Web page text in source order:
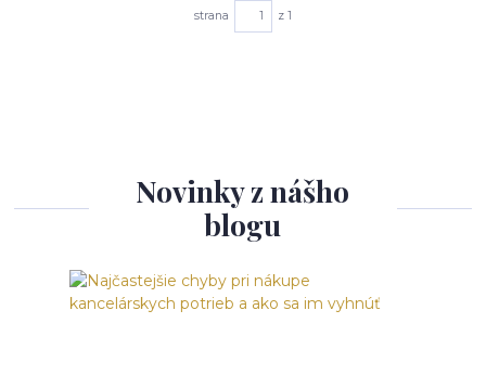
strana z 1
Novinky z nášho
blogu